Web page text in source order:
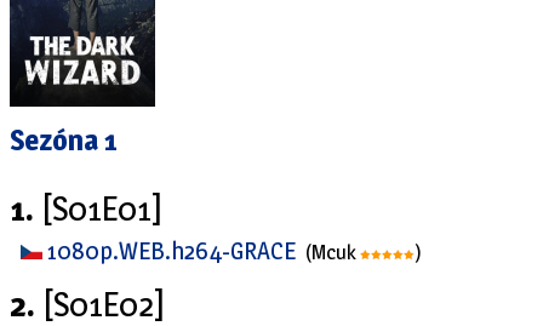
Sezóna 1
1. [S01E01]
1080p.WEB.h264-GRACE (Mcuk )
2. [S01E02]